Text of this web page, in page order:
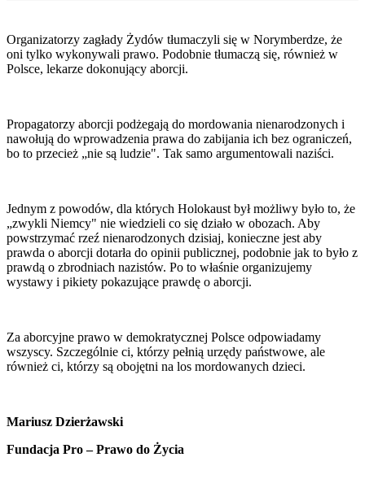
Organizatorzy zagłady Żydów tłumaczyli się w Norymberdze, że
oni tylko wykonywali prawo. Podobnie tłumaczą się, również w
Polsce, lekarze dokonujący aborcji.
Propagatorzy aborcji podżegają do mordowania nienarodzonych i
nawołują do wprowadzenia prawa do zabijania ich bez ograniczeń,
bo to przecież „nie są ludzie". Tak samo argumentowali naziści.
Jednym z powodów, dla których Holokaust był możliwy było to, że
„zwykli Niemcy" nie wiedzieli co się działo w obozach. Aby
powstrzymać rzeź nienarodzonych dzisiaj, konieczne jest aby
prawda o aborcji dotarła do opinii publicznej, podobnie jak to było z
prawdą o zbrodniach nazistów. Po to właśnie organizujemy
wystawy i pikiety pokazujące prawdę o aborcji.
Za aborcyjne prawo w demokratycznej Polsce odpowiadamy
wszyscy. Szczególnie ci, którzy pełnią urzędy państwowe, ale
również ci, którzy są obojętni na los mordowanych dzieci.
Mariusz Dzierżawski
Fundacja Pro – Prawo do Życia